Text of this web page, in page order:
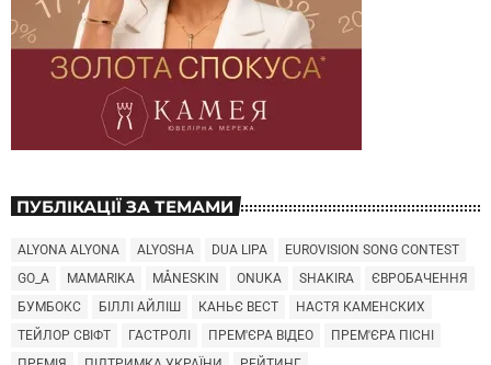
ПУБЛІКАЦІЇ ЗА ТЕМАМИ
ALYONA ALYONA ALYOSHA DUA LIPA
EUROVISION SONG CONTEST
GO_A
MAMARIKA MÅNESKIN ONUKA SHAKIRA
ЄВРОБАЧЕННЯ
БУМБОКС
БІЛЛІ АЙЛІШ КАНЬЄ ВЕСТ
НАСТЯ КАМЕНСКИХ
ТЕЙЛОР СВІФТ
ГАСТРОЛІ ПРЕМ'ЄРА ВІДЕО
ПРЕМ'ЄРА ПІСНІ